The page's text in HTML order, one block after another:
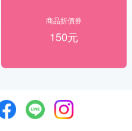
商品折價券
150元